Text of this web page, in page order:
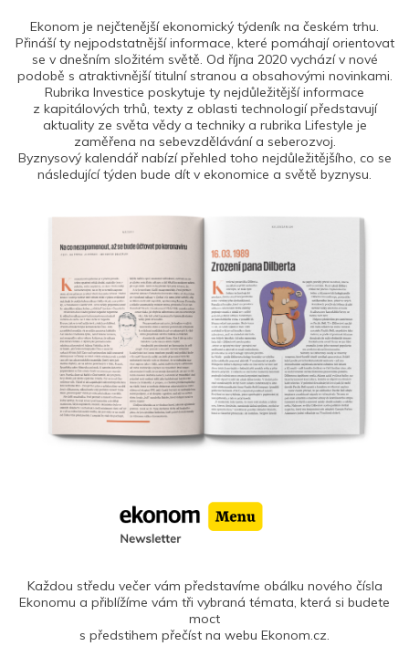
Ekonom je nejčtenější ekonomický týdeník na českém trhu.
Přináší ty nejpodstatnější informace, které pomáhají orientovat
se v dnešním složitém světě. Od října 2020 vychází v nové
podobě s atraktivnější titulní stranou a obsahovými novinkami.
Rubrika Investice poskytuje ty nejdůležitější informace
z kapitálových trhů, texty z oblasti technologií představují
aktuality ze světa vědy a techniky a rubrika Lifestyle je
zaměřena na sebevzdělávání a seberozvoj.
Byznysový kalendář nabízí přehled toho nejdůležitějšího, co se
následující týden bude dít v ekonomice a světě byznysu.
Každou středu večer vám představíme obálku nového čísla
Ekonomu a přiblížíme vám tři vybraná témata, která si budete
moct
s předstihem přečíst na webu Ekonom.cz.